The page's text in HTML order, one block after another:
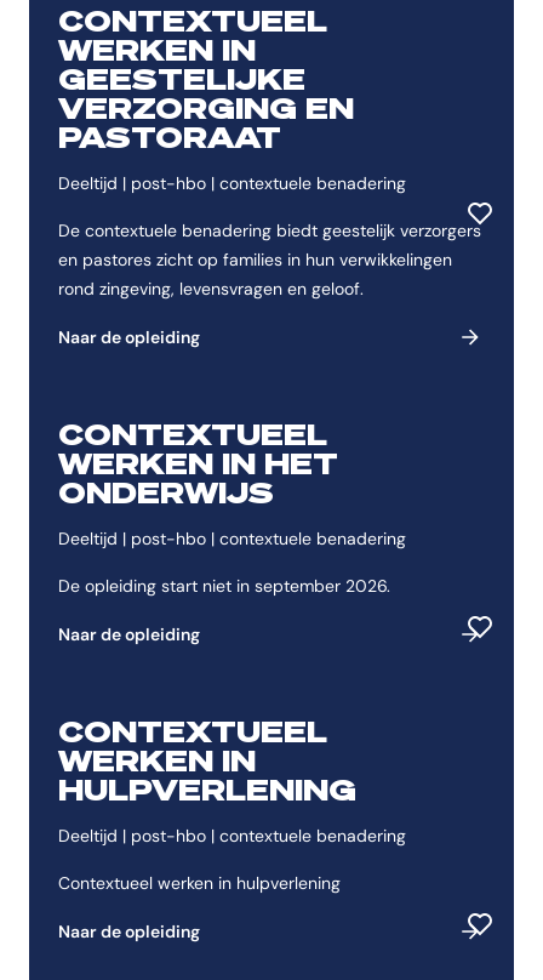
CONTEXTUEEL
WERKEN IN
GEESTELIJKE
VERZORGING EN
PASTORAAT
Deeltijd | post-hbo | contextuele benadering
De contextuele benadering biedt geestelijk verzorgers
en pastores zicht op families in hun verwikkelingen
rond zingeving, levensvragen en geloof.
Naar de opleiding
CONTEXTUEEL
WERKEN IN HET
ONDERWIJS
Deeltijd | post-hbo | contextuele benadering
De opleiding start niet in september 2026.
Naar de opleiding
CONTEXTUEEL
WERKEN IN
HULPVERLENING
Deeltijd | post-hbo | contextuele benadering
Contextueel werken in hulpverlening
Naar de opleiding